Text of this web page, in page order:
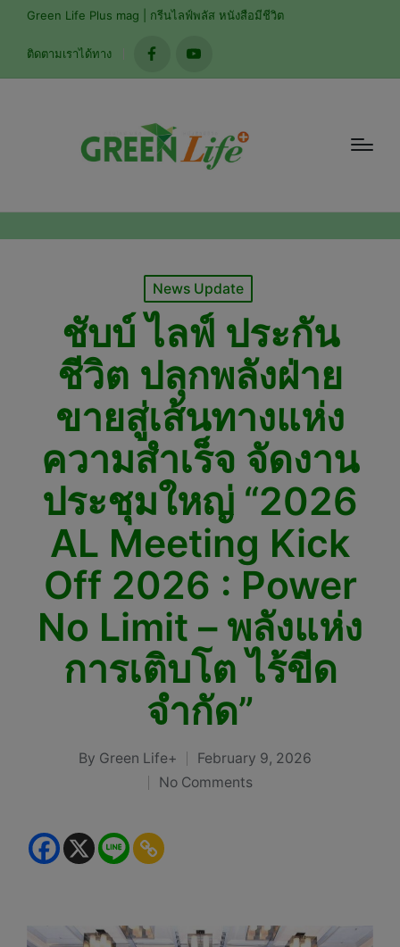
Green Life Plus mag | กรีนไลฟ์พลัส หนังสือมีชีวิต
ติดตามเราได้ทาง
facebookyoutube
Posted
in
News Update
ชับบ์ ไลฟ์ ประกัน
ชีวิต ปลุกพลังฝ่าย
ขายสู่เส้นทางแห่ง
ความสำเร็จ จัดงาน
ประชุมใหญ่ “2026
AL Meeting Kick
Off 2026 : Power
No Limit – พลังแห่ง
การเติบโต ไร้ขีด
จำกัด”
Posted
By Green Life+
February 9, 2026
No Comments
modal-check